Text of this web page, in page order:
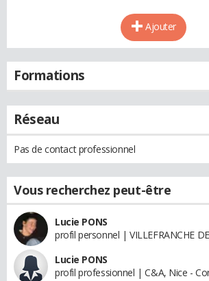
Ajouter
Formations
Réseau
Pas de contact professionnel
Vous recherchez peut-être
Lucie PONS
profil personnel | VILLEFRANCHE
Lucie PONS
profil professionnel | C&A, Nice -